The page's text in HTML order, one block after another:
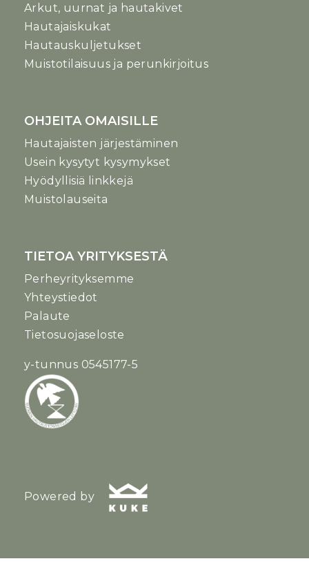
Arkut, uurnat ja hautakivet
Hautajaiskukat
Hautauskuljetukset
Muistotilaisuus ja perunkirjoitus
OHJEITA OMAISILLE
Hautajaisten järjestäminen
Usein kysytyt kysymykset
Hyödyllisiä linkkejä
Muistolauseita
TIETOA YRITYKSESTÄ
Perheyrityksemme
Yhteystiedot
Palaute
Tietosuojaseloste
y-tunnus 0545177-5
Powered by